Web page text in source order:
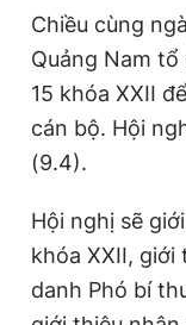
Chiều cùng
Quảng Nam
15 khóa XXII
cán bộ. Hội
(9.4).
Hội nghị sẽ
khóa XXII, giới
danh Phó bí